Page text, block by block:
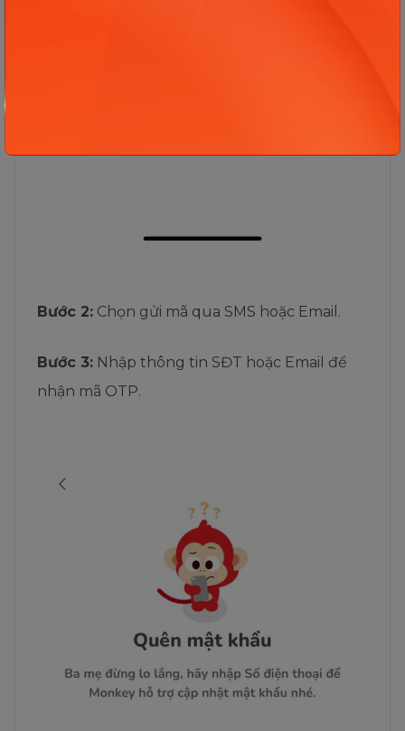
Bước 2: Chọn gửi mã qua SMS hoặc Email.
Bước 3: Nhập thông tin SĐT hoặc Email để
nhận mã OTP.